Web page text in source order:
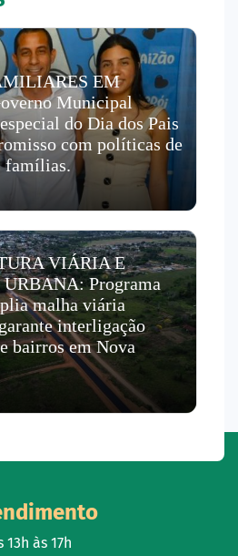
EM
Municipal
do Dia dos Pais
com políticas de
famílias.
VIÁRIA E
Programa
malha viária
interligação
bairros em Nova
às 17h